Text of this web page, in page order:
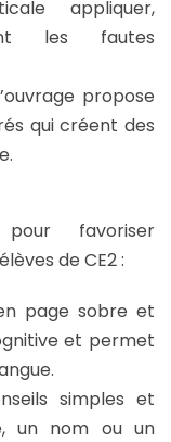
appliquer,
les fautes
propose
qui créent des
favoriser
de CE2 :
page sobre et
et permet
simples et
un nom ou un